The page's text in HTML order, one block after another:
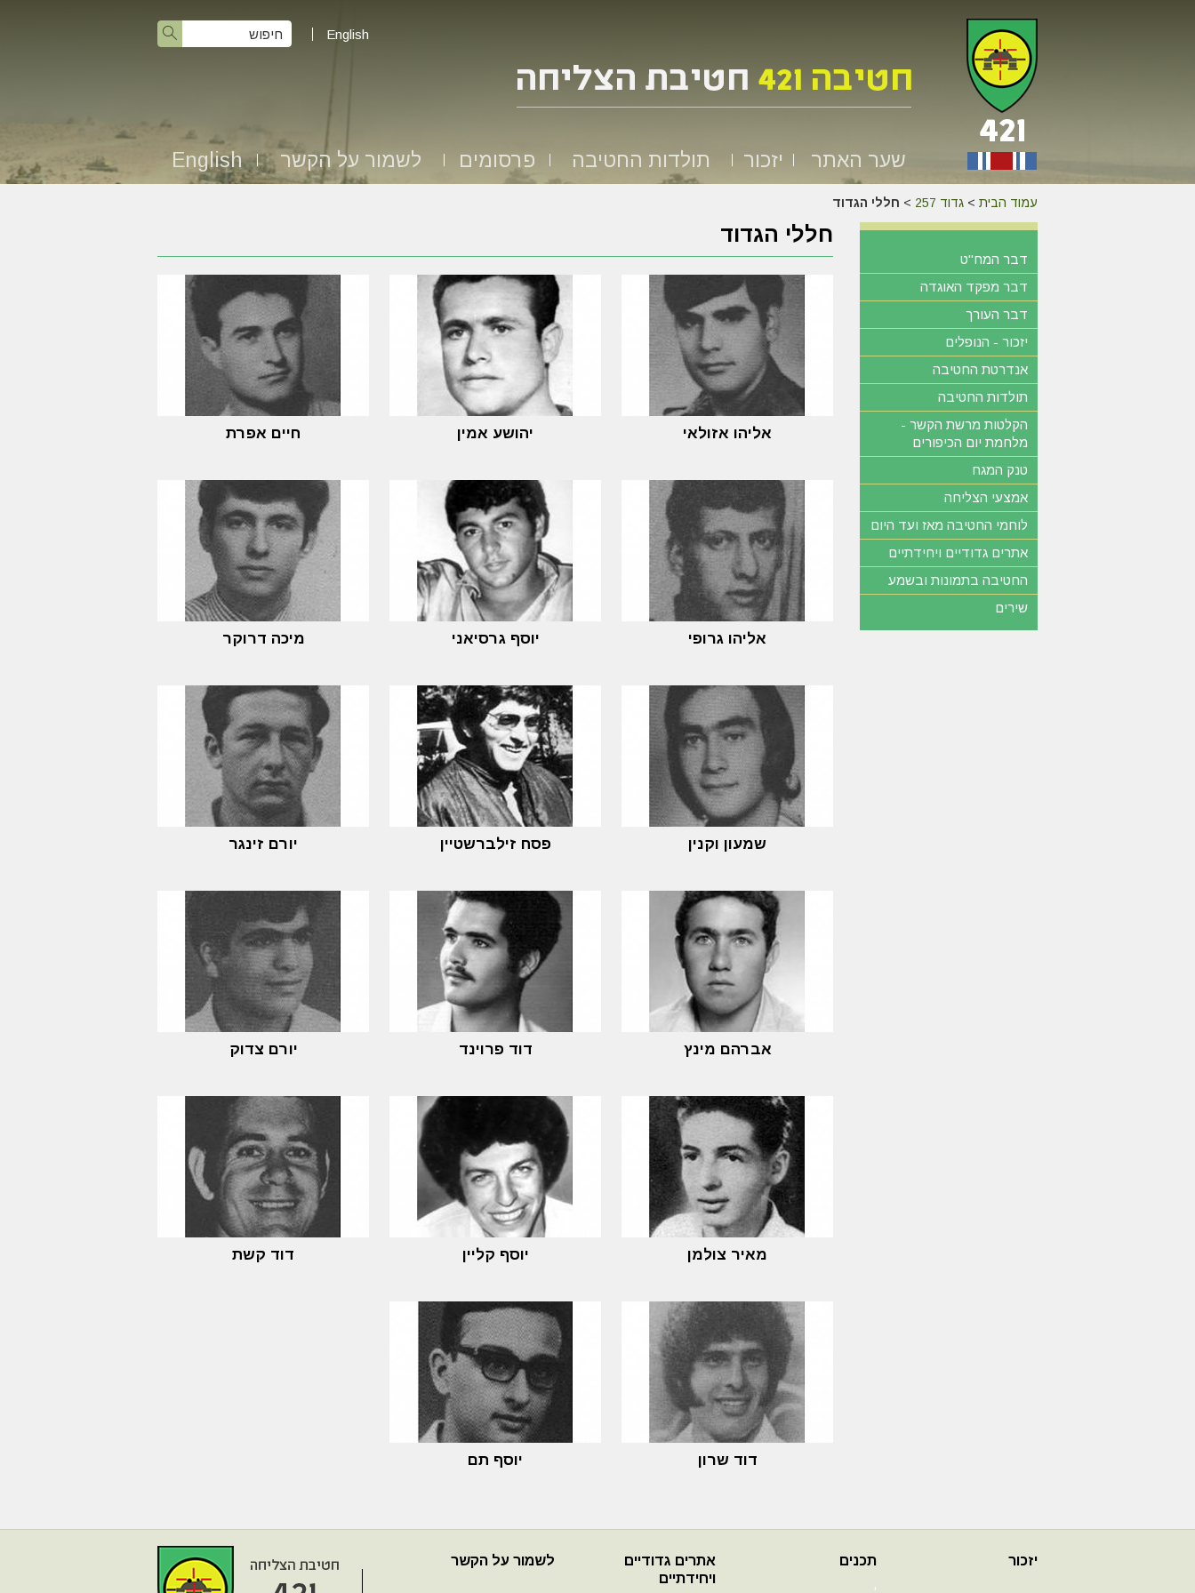
English
שער האתר יזכור תולדות החטיבה פרסומים לשמור על הקשר English
עמוד הבית >גדוד 257 > חללי הגדוד
חללי הגדוד
אליהו אזולאי יהושע אמין חיים אפרת
אליהו גרופי יוסף גרסיאני מיכה דרוקר
שמעון וקנין פסח זילברשטיין יורם זינגר
אברהם מינץ דוד פרוינד יורם צדוק
מאיר צולמן יוסף קליין דוד קשת
דוד שרון יוסף תם
דבר המח"ט
דבר מפקד האוגדה
דבר העורך
יזכור - הנופלים
אנדרטת החטיבה
תולדות החטיבה
הקלטות מרשת הקשר -
מלחמת יום הכיפורים
טנק המגח
אמצעי הצליחה
לוחמי החטיבה מאז ועד היום
אתרים גדודיים ויחידתיים
החטיבה בתמונות ובשמע
שירים
יזכור תכנים
י
אתרים גדודיים
ויחידתיים
לשמור על הקשר